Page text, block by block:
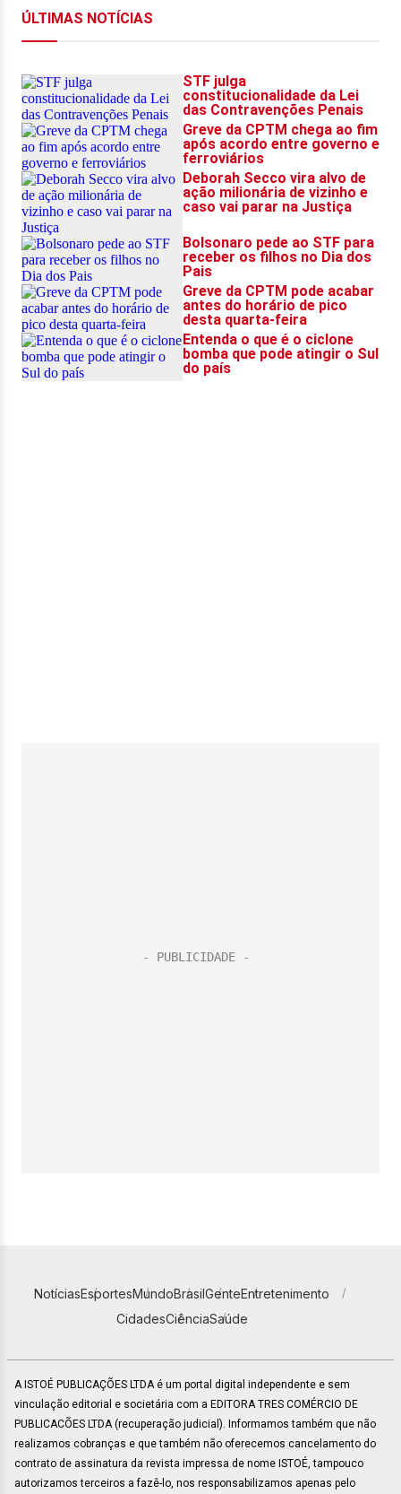
NotíciasEsportesMundoBrasilGenteEntretenimento
CidadesCiênciaSaúde
A ISTOÉ PUBLICAÇÕES LTDA é um portal digital independente e sem
vinculação editorial e societária com a EDITORA TRES COMÉRCIO DE
PUBLICACÕES LTDA (recuperação judicial). Informamos também que não
realizamos cobranças e que também não oferecemos cancelamento do
contrato de assinatura da revista impressa de nome ISTOÉ, tampouco
autorizamos terceiros a fazê-lo, nos responsabilizamos apenas pelo